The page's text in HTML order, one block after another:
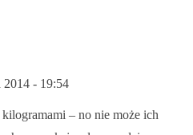
2014 - 19:54
– no nie może ich